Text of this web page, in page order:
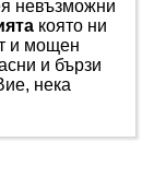
невъзможни
която ни
и мощен
и бързи
нека